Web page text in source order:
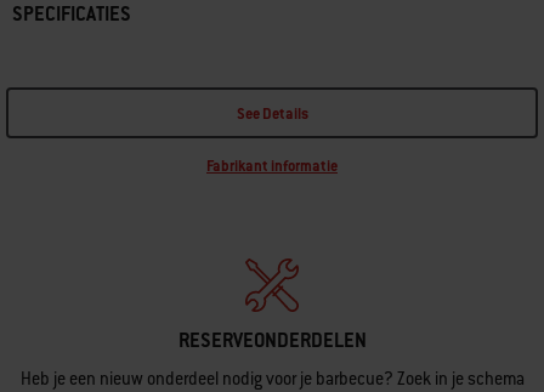
SPECIFICATIES
See Details
Fabrikant informatie
RESERVEONDERDELEN
Heb je een nieuw onderdeel nodig voor je barbecue? Zoek in je schema